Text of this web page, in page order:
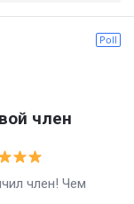
Poll
член
Чем